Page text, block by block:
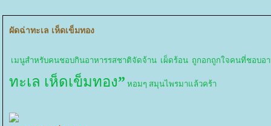
ผัดฉ่าทะเล เห็ดเข็มทอง
เมนูสำหรับคนชอบกินอาหารรสชาติจัดจ้าน เผ็ดร้อน ถูกอกถูกใจคนที่ชอบอ
ทะเล เห็ดเข็มทอง” หอมๆ สมุนไพรมาแล้วคร้า